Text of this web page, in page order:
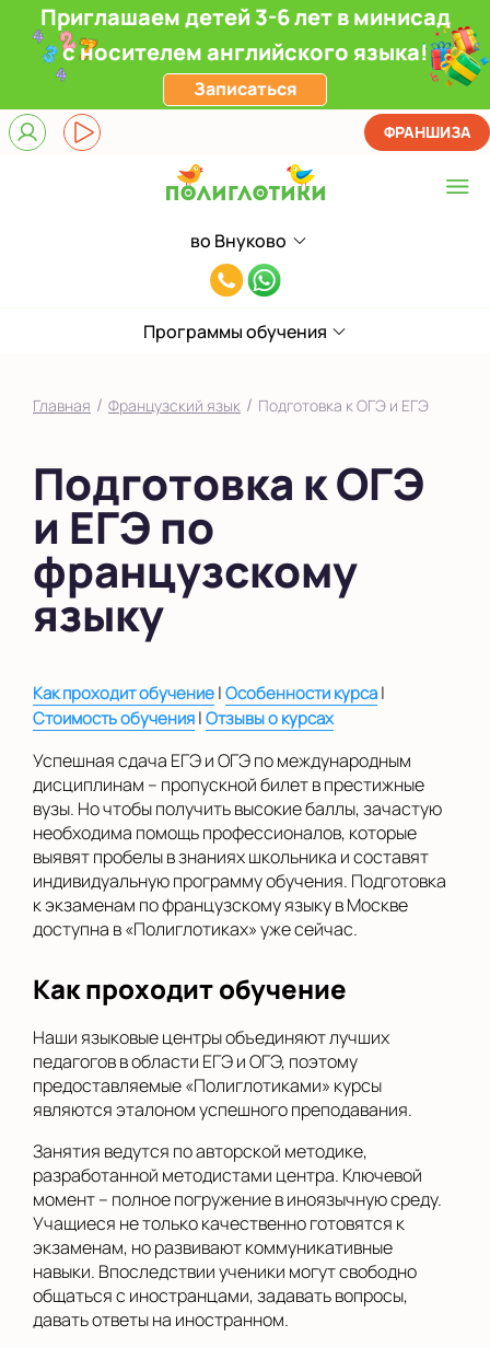
Приглашаем детей 3-6 лет в минисад
с носителем английского языка!
Записаться
во Внуково
Выберите центр
Верхние Лихоборы
ЖК Прокшино
Филевский парк
Якиманка
в Южном Бутово
во Внуково
на Беломорской
на Коломенской
в Московской
области
Показать на карте
Выбрать другой город
8(991)949-
55
ФРАНШИЗА
Программы обучения
Главная / Французский язык / Подготовка к ОГЭ и ЕГЭ
Подготовка к ОГЭ
и ЕГЭ по
французскому
языку
Как проходит обучение|Особенности курса|
Стоимость обучения|Отзывы о курсах
Успешная сдача ЕГЭ и ОГЭ по международным
дисциплинам – пропускной билет в престижные
вузы. Но чтобы получить высокие баллы, зачастую
необходима помощь профессионалов, которые
выявят пробелы в знаниях школьника и составят
индивидуальную программу обучения. Подготовка
к экзаменам по французскому языку в Москве
доступна в «Полиглотиках» уже сейчас.
Как проходит обучение
Наши языковые центры объединяют лучших
педагогов в области ЕГЭ и ОГЭ, поэтому
предоставляемые «Полиглотиками» курсы
являются эталоном успешного преподавания.
Занятия ведутся по авторской методике,
разработанной методистами центра. Ключевой
момент – полное погружение в иноязычную среду.
Учащиеся не только качественно готовятся к
экзаменам, но развивают коммуникативные
навыки. Впоследствии ученики могут свободно
общаться с иностранцами, задавать вопросы,
давать ответы на иностранном.